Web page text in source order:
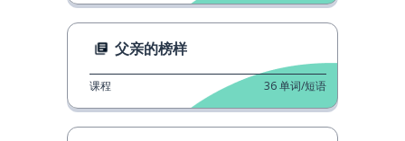
父亲的榜样
课程 36单词/短语